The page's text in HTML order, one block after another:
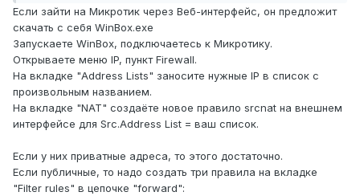
Если зайти на Микротик через Веб-интерфейс, он предложит
скачать с себя WinBox.exe
Запускаете WinBox, подключаетесь к Микротику.
Открываете меню IP, пункт Firewall.
На вкладке "Address Lists" заносите нужные IP в список с
произвольным названием.
На вкладке "NAT" создаёте новое правило srcnat на внешнем
интерфейсе для Src.Address List = ваш список.
Если у них приватные адреса, то этого достаточно.
Если публичные, то надо создать три правила на вкладке
"Filter rules" в цепочке "forward":